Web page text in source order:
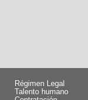
Régimen Legal
Talento humano